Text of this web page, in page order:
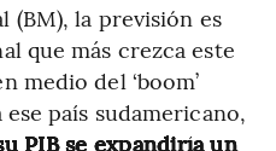
(BM), la previsión es
que más crezca este
medio del ‘boom’
país sudamericano,
PIB se expandiría un